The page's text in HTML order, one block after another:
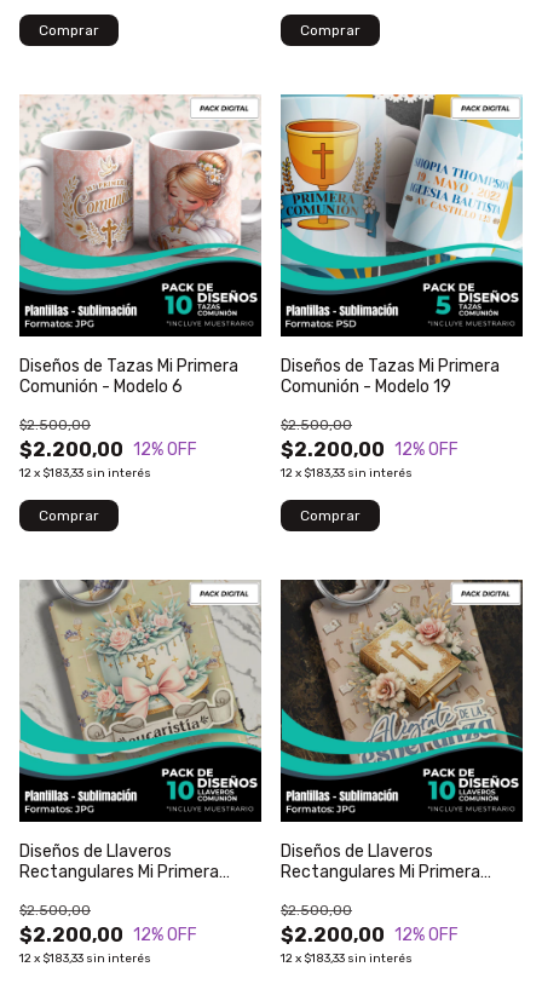
Diseños de Tazas Mi Primera
Comunión - Modelo 6
$2.200,00
$2.500,00
12% OFF
12x $183,33 sin interés
Diseños de Tazas Mi Primera
Comunión - Modelo 19
$2.200,00
$2.500,00
12% OFF
12x $183,33 sin interés
Diseños de Llaveros
Rectangulares Mi Primera
$2.200,00
$2.500,00
12% OFF
12x $183,33 sin interés
Diseños de Llaveros
Rectangulares Mi Primera
$2.200,00
$2.500,00
12% OFF
12x $183,33 sin interés